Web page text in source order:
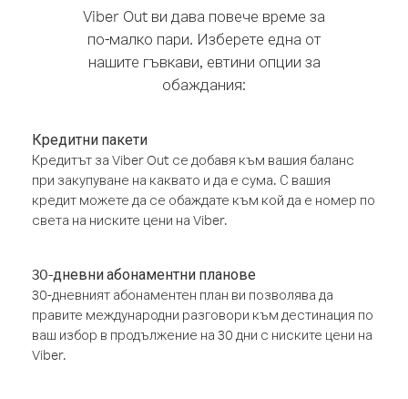
Viber Out ви дава повече време за
по-малко пари. Изберете една от
нашите гъвкави, евтини опции за
обаждания:
Кредитни пакети
Кредитът за Viber Out се добавя към вашия баланс
при закупуване на каквато и да е сума. С вашия
кредит можете да се обаждате към кой да е номер по
света на ниските цени на Viber.
30-дневни абонаментни планове
30-дневният абонаментен план ви позволява да
правите международни разговори към дестинация по
ваш избор в продължение на 30 дни с ниските цени на
Viber.